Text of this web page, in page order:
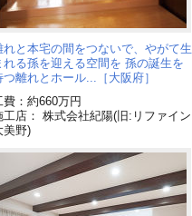
れと本宅の間をつないで、やがて生
れる孫を迎える空間を 孫の誕生を
つ離れとホール...［大阪府］
費：約660万円
工店： 株式会社紀陽(旧:リファイン
美野)